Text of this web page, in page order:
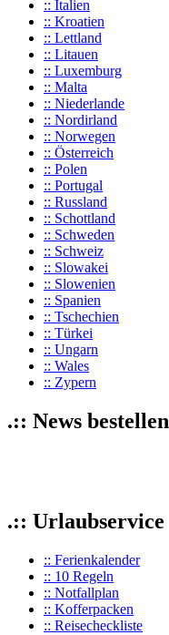
:: Italien
:: Kroatien
:: Lettland
:: Litauen
:: Luxemburg
:: Malta
:: Niederlande
:: Nordirland
:: Norwegen
:: Österreich
:: Polen
:: Portugal
:: Russland
:: Schottland
:: Schweden
:: Schweiz
:: Slowakei
:: Slowenien
:: Spanien
:: Tschechien
:: Türkei
:: Ungarn
:: Wales
:: Zypern
.:: News bestellen
.:: Urlaubservice
:: Ferienkalender
:: 10 Regeln
:: Notfallplan
:: Kofferpacken
:: Reisecheckliste